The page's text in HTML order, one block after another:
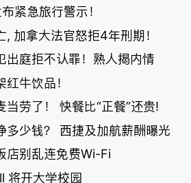
紧急旅行警示！
加拿大法官怒拒4年刑期！
出庭拒不认罪！熟人揭内情
牛饮品！
当劳了！ 快餐比“正餐”还贵!
多少钱？ 西捷及加航薪酬曝光
店别乱连免费Wi-Fi
将开大学校园